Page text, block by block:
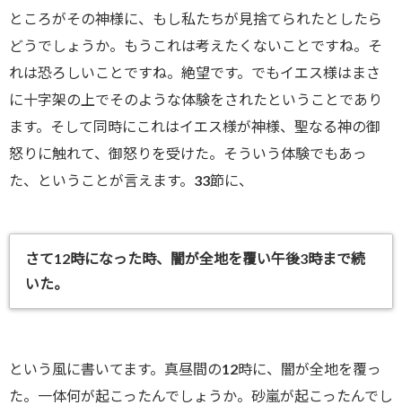
ところがその神様に、もし私たちが見捨てられたとしたら
どうでしょうか。もうこれは考えたくないことですね。そ
れは恐ろしいことですね。絶望です。でもイエス様はまさ
に十字架の上でそのような体験をされたということであり
ます。そして同時にこれはイエス様が神様、聖なる神の御
怒りに触れて、御怒りを受けた。そういう体験でもあっ
た、ということが言えます。33節に、
さて12時になった時、闇が全地を覆い午後3時まで続
いた。
という風に書いてます。真昼間の12時に、闇が全地を覆っ
た。一体何が起こったんでしょうか。砂嵐が起こったんでし